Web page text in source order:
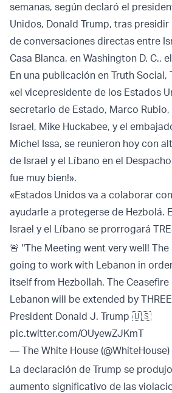
semanas, según declaró el
Unidos, Donald Trump, tras
de conversaciones directas entre
Casa Blanca, en Washington D. C.,
En una publicación en Truth Social,
«el vicepresidente de los Estados
secretario de Estado, Marco
Israel, Mike Huckabee, y el
Michel Issa, se reunieron hoy con
de Israel y el Líbano en el Despacho
fue muy bien!».
«Estados Unidos va a colaborar
ayudarle a protegerse de Hezbolá.
Israel y el Líbano se prorrogará
🚨 "The Meeting went very well!
going to work with Lebanon in
itself from Hezbollah. The
Lebanon will be extended by
President Donald J. Trump 🇺🇸
pic.twitter.com/OUyewZJKmT
— The White House (@WhiteHouse)
La declaración de Trump se
aumento significativo de las